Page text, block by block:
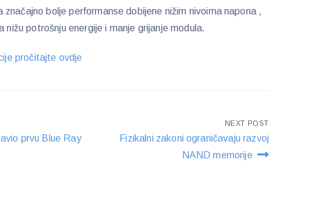
značajno bolje performanse dobijene nižim nivoima napona ,
nižu potrošnju energije i manje grijanje modula.
pročitajte ovdje
prvu Blue Ray
NEXT POST
Fizikalni zakoni ograničavaju razvoj
NAND memorije